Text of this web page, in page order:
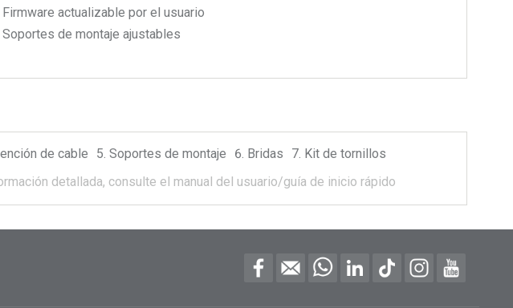
Firmware actualizable por el usuario
Soportes de montaje ajustables
de cable Soportes de montaje Bridas
Kit de tornillos
detallada, consulte el manual del usuario/guía de inicio rápido